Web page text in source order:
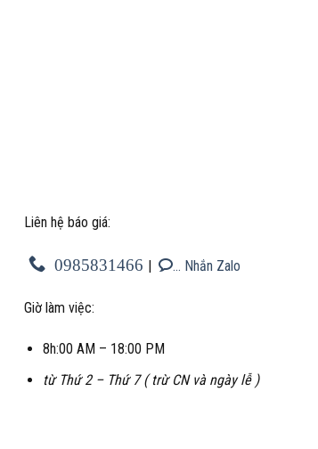
Liên hệ báo giá:
0985831466 | … Nhắn Zalo
Giờ làm việc:
8h:00 AM – 18:00 PM
từ Thứ 2 – Thứ 7 ( trừ CN và ngày lễ )